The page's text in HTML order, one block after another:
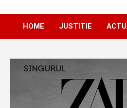
HOME JUSTITIE